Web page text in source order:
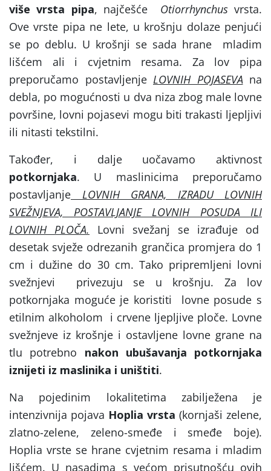
više vrsta pipa, najčešće Otiorrhynchusvrsta.
Ove vrste pipa ne lete, u krošnju dolaze penjući
se po deblu. U krošnji se sada hrane
mladim
lišćem ali i cvjetnim resama. Za lov pipa
preporučamo postavljenje LOVNIH POJASEVA na
debla, po mogućnosti u dva niza zbog male lovne
površine, lovni pojasevi mogu biti trakasti ljepljivi
ili nitasti tekstilni.
Također, i dalje uočavamo aktivnost
potkornjaka. U maslinicima preporučamo
postavljanje LOVNIH GRANA, IZRADU LOVNIH
SVEŽNJEVA, POSTAVLJANJE LOVNIH POSUDA ILI
LOVNIH PLOČA.
Lovni svežanj se izrađuje od
desetak svježe odrezanih grančica promjera do 1
cm i dužine do 30 cm. Tako pripremljeni lovni
svežnjevi
privezuju se u krošnju. Za lov
potkornjaka moguće je koristiti
lovne posude s
etilnim alkoholom i crvene ljepljive ploče. Lovne
svežnjeve iz krošnje i ostavljene lovne grane na
tlu potrebno nakon ubušavanja potkornjaka
iznijeti iz maslinika i uništiti.
Na pojedinim lokalitetima zabilježena je
intenzivnija pojava Hoplia vrsta (kornjaši zelene,
zlatno-zelene, zeleno-smeđe i smeđe boje).
Hoplia vrste se hrane cvjetnim resama i mladim
lišćem. U nasadima s većom prisutnošću ovih